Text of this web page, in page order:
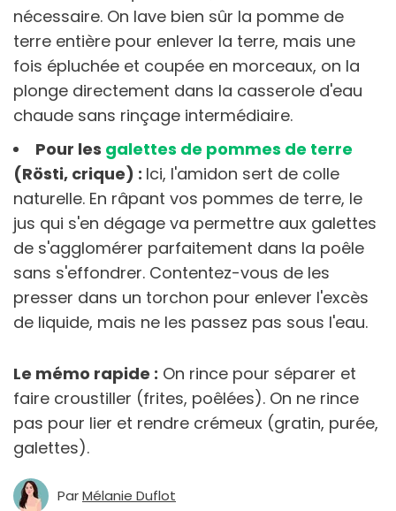
nécessaire. On lave bien sûr la pomme de
terre entière pour enlever la terre, mais une
fois épluchée et coupée en morceaux, on la
plonge directement dans la casserole d'eau
chaude sans rinçage intermédiaire.
Pour les galettes de pommes de terre
(Rösti, crique) : Ici, l'amidon sert de colle
naturelle. En râpant vos pommes de terre, le
jus qui s'en dégage va permettre aux galettes
de s'agglomérer parfaitement dans la poêle
sans s'effondrer. Contentez-vous de les
presser dans un torchon pour enlever l'excès
de liquide, mais ne les passez pas sous l'eau.
Le mémo rapide : On rince pour séparer et
faire croustiller (frites, poêlées). On ne rince
pas pour lier et rendre crémeux (gratin, purée,
galettes).
ParMélanie Duflot